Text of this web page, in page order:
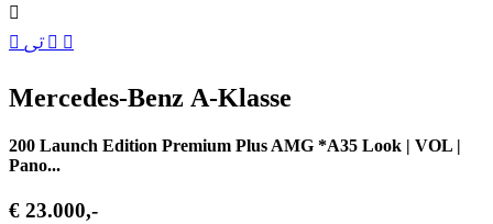
Mercedes-Benz A-Klasse
200 Launch Edition Premium Plus AMG *A35 Look | VOL |
Pano...
€ 23.000,-